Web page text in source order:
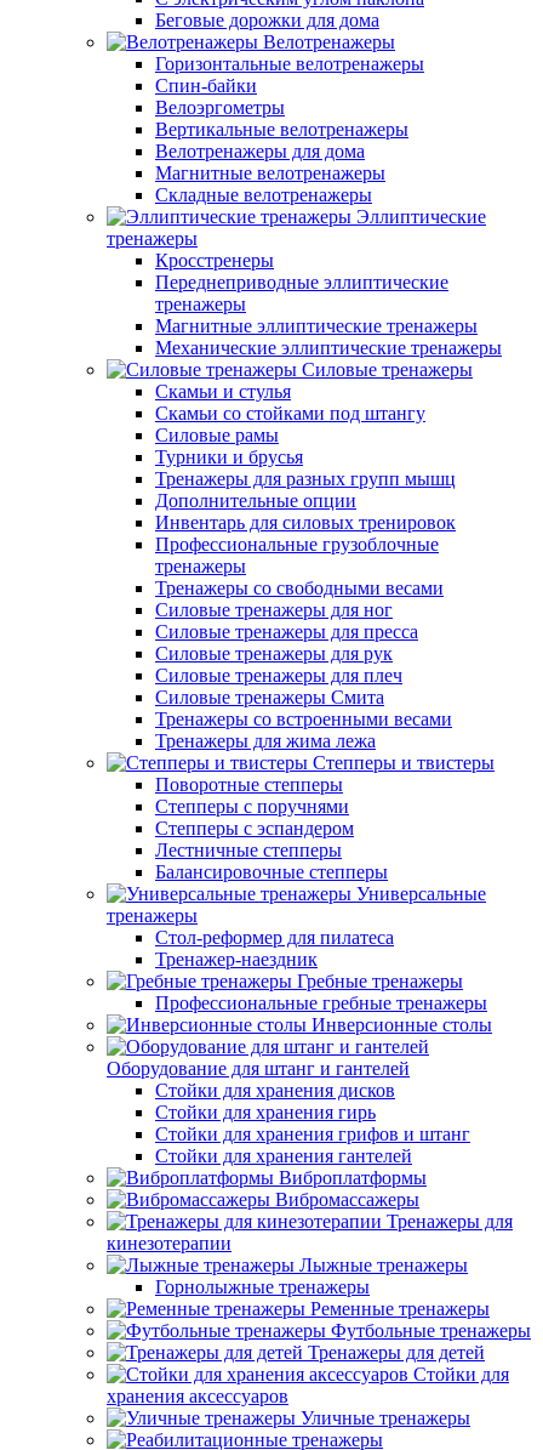
Беговые дорожки для дома
Велотренажеры
Горизонтальные велотренажеры
Спин-байки
Велоэргометры
Вертикальные велотренажеры
Велотренажеры для дома
Магнитные велотренажеры
Складные велотренажеры
Эллиптические
тренажеры
Кросстренеры
Переднеприводные эллиптические
тренажеры
Магнитные эллиптические тренажеры
Механические эллиптические тренажеры
Силовые тренажеры
Скамьи и стулья
Скамьи со стойками под штангу
Силовые рамы
Турники и брусья
Тренажеры для разных групп мышц
Дополнительные опции
Инвентарь для силовых тренировок
Профессиональные грузоблочные
тренажеры
Тренажеры со свободными весами
Силовые тренажеры для ног
Силовые тренажеры для пресса
Силовые тренажеры для рук
Силовые тренажеры для плеч
Силовые тренажеры Смита
Тренажеры со встроенными весами
Тренажеры для жима лежа
Степперы и твистеры
Поворотные степперы
Степперы с поручнями
Степперы с эспандером
Лестничные степперы
Балансировочные степперы
Универсальные
тренажеры
Стол-реформер для пилатеса
Тренажер-наездник
Гребные тренажеры
Профессиональные гребные тренажеры
Инверсионные столы
Оборудование для штанг и гантелей
Стойки для хранения дисков
Стойки для хранения гирь
Стойки для хранения грифов и штанг
Стойки для хранения гантелей
Виброплатформы
Вибромассажеры
Тренажеры для
кинезотерапии
Лыжные тренажеры
Горнолыжные тренажеры
Ременные тренажеры
Футбольные тренажеры
Тренажеры для детей
Стойки для
хранения аксессуаров
Уличные тренажеры